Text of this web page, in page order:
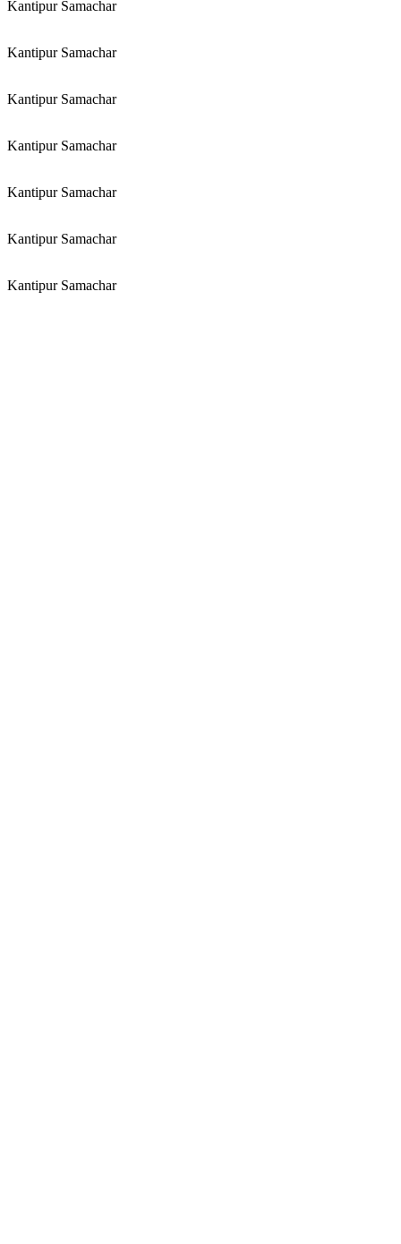
Kantipur Samachar
Kantipur Samachar
Kantipur Samachar
Kantipur Samachar
Kantipur Samachar
Kantipur Samachar
Kantipur Samachar